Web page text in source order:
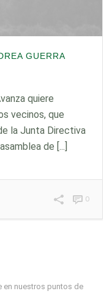
GUERRA
quiere
vecinos, que
la Junta Directiva
de [...]
0
en nuestros puntos de